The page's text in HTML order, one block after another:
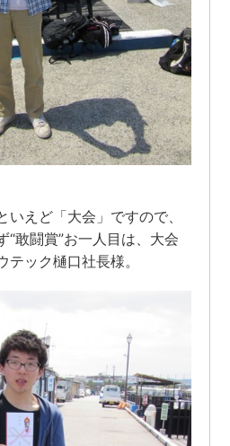
えど「大会」ですので、
“敢闘賞”お一人目は、大会
ック樋口社長様。